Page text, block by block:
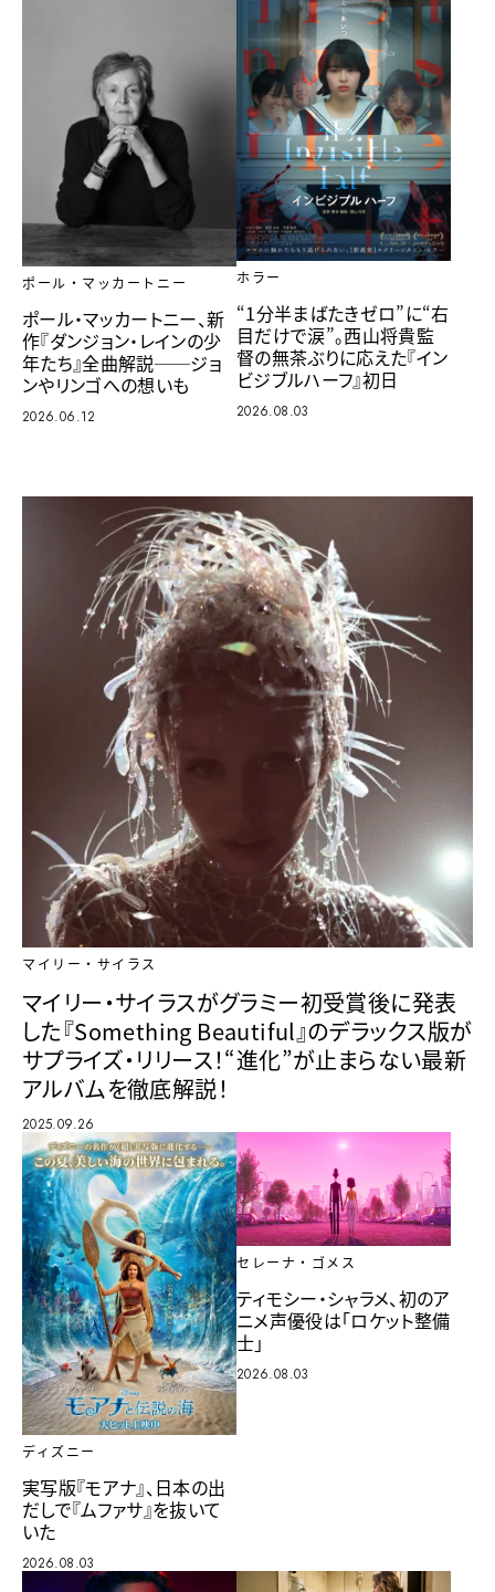
ポール・マッカートニー
ポール・マッカートニー、新
作『ダンジョン・レインの少
年たち』全曲解説──ジョ
ンやリンゴへの想いも
2026.06.12
ホラー
“1分半まばたきゼロ”に“右
目だけで涙”。西山将貴監
督の無茶ぶりに応えた『イン
ビジブルハーフ』初日
2026.08.03
マイリー・サイラス
マイリー・サイラスがグラミー初受賞後に発表
した『Something Beautiful』のデラックス版が
サプライズ・リリース！“進化”が止まらない最新
アルバムを徹底解説！
2025.09.26
ディズニー
実写版『モアナ』、日本の出
だしで『ムファサ』を抜いて
いた
2026.08.03
セレーナ・ゴメス
ティモシー・シャラメ、初のア
ニメ声優役は「ロケット整備
士」
2026.08.03